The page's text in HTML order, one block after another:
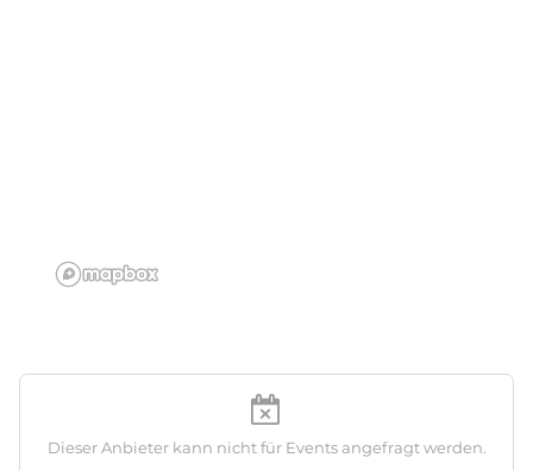
Dieser Anbieter kann nicht für Events angefragt werden.